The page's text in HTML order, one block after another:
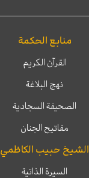
منابع الحكمة
القرآن الكريم
نهج البلاغة
الصحيفة السجادية
مفاتيح الجنان
الشيخ حبيب الكاظمي
السيرة الذاتية